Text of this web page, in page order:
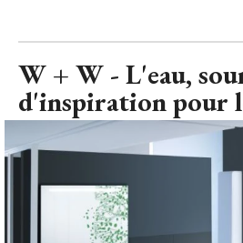
W + W - L'eau,
d'inspiration pour